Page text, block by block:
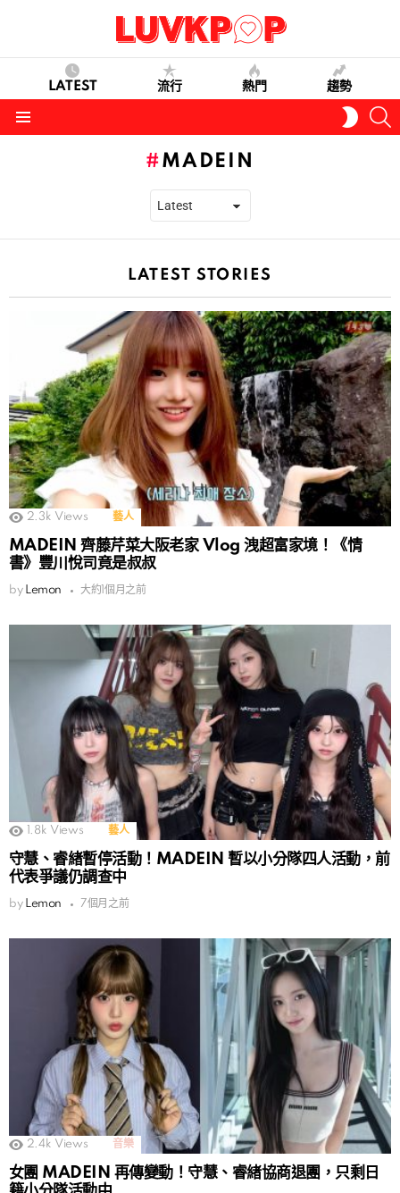
LATEST 流行 熱門 趨勢
SKIN
MADEIN
LATEST STORIES
2.3k Views 藝人
MADEIN 齊藤芹菜大阪老家 Vlog 洩超富家境！《情
書》豐川悅司竟是叔叔
by Lemon 大約1個月之前
1.8k Views 藝人
守慧、睿緖暫停活動！MADEIN 暫以小分隊四人活動，前
代表爭議仍調查中
by Lemon 7個月之前
2.4k Views 音樂
女團 MADEIN 再傳變動！守慧、睿緖協商退團，只剩日